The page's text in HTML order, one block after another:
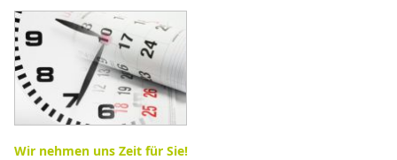
Wir nehmen uns Zeit für Sie!